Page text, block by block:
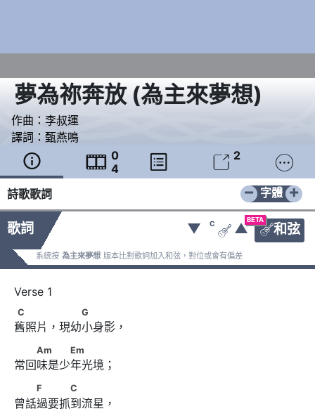
夢為祢奔放(為主來夢想)
作曲： 李叔運
譯詞： 甄燕鳴
  0
4
  2 
詩歌歌詞 − +
字體
歌詞
BETA
和弦
▼ C
 ▲
系統按 為主來夢想 版本比對歌詞加入和弦，對位或會有偏差
C　　　 　　G
C G
舊照片，現幼小身影，
Am　　　Em
Am Em
常回味是少年光境；
F　　　C
F C
曾話過要抓到流星，